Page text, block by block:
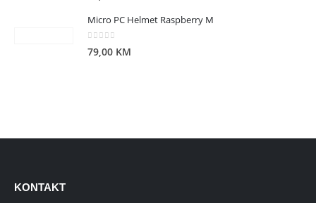
Micro PC Helmet Raspberry M
0out of 5
79,00 KM
KONTAKT